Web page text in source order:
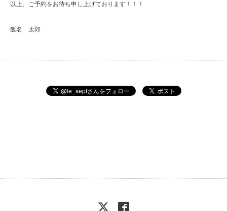
以上、ご予約をお待ち申し上げております！！！
飯名 太郎